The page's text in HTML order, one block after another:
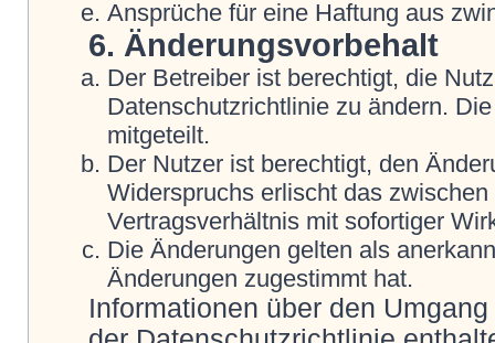
Ansprüche für eine Haftung aus
6. Änderungsvorbehalt
Der Betreiber ist berechtigt, die
Datenschutzrichtlinie zu ändern.
mitgeteilt.
Der Nutzer ist berechtigt, den
Widerspruchs erlischt das
Vertragsverhältnis mit sofortiger
Die Änderungen gelten als
Änderungen zugestimmt hat.
Informationen über den